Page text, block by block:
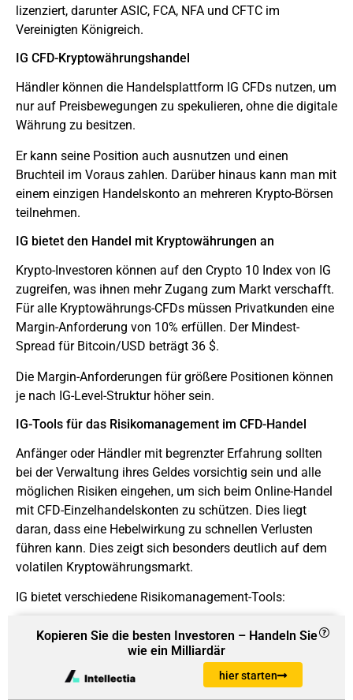
lizenziert, darunter ASIC, FCA, NFA und CFTC im
Vereinigten Königreich.
IG CFD-Kryptowährungshandel
Händler können die Handelsplattform IG CFDs nutzen, um
nur auf Preisbewegungen zu spekulieren, ohne die digitale
Währung zu besitzen.
Er kann seine Position auch ausnutzen und einen
Bruchteil im Voraus zahlen. Darüber hinaus kann man mit
einem einzigen Handelskonto an mehreren Krypto-Börsen
teilnehmen.
IG bietet den Handel mit Kryptowährungen an
Krypto-Investoren können auf den Crypto 10 Index von IG
zugreifen, was ihnen mehr Zugang zum Markt verschafft.
Für alle Kryptowährungs-CFDs müssen Privatkunden eine
Margin-Anforderung von 10% erfüllen. Der Mindest-
Spread für Bitcoin/USD beträgt 36 $.
Die Margin-Anforderungen für größere Positionen können
je nach IG-Level-Struktur höher sein.
IG-Tools für das Risikomanagement im CFD-Handel
Anfänger oder Händler mit begrenzter Erfahrung sollten
bei der Verwaltung ihres Geldes vorsichtig sein und alle
möglichen Risiken eingehen, um sich beim Online-Handel
mit CFD-Einzelhandelskonten zu schützen. Dies liegt
daran, dass eine Hebelwirkung zu schnellen Verlusten
führen kann. Dies zeigt sich besonders deutlich auf dem
volatilen Kryptowährungsmarkt.
IG bietet verschiedene Risikomanagement-Tools:
Stop-Loss-Orders – Dieses kostenlose Tool schließt
die Positionen des Kunden automatisch, wenn sich
der Markt in eine andere Richtung als erwartet
bewegt. Es unterliegt einem Schlupf, so dass die
Kopieren Sie die besten Investoren – Handeln Sie
wie ein Milliardär
hier starten